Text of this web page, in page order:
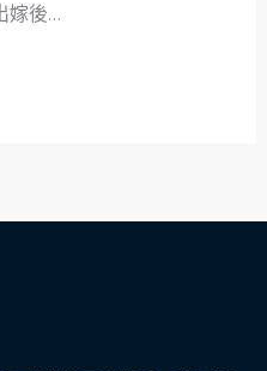
嫁後…